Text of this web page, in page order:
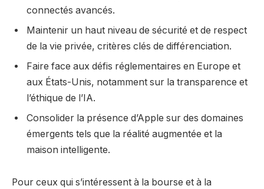
connectés avancés.
Maintenir un haut niveau de sécurité et de respect
de la vie privée, critères clés de différenciation.
Faire face aux défis réglementaires en Europe et
aux États-Unis, notamment sur la transparence et
l’éthique de l’IA.
Consolider la présence d’Apple sur des domaines
émergents tels que la réalité augmentée et la
maison intelligente.
Pour ceux qui s’intéressent à la bourse et à la